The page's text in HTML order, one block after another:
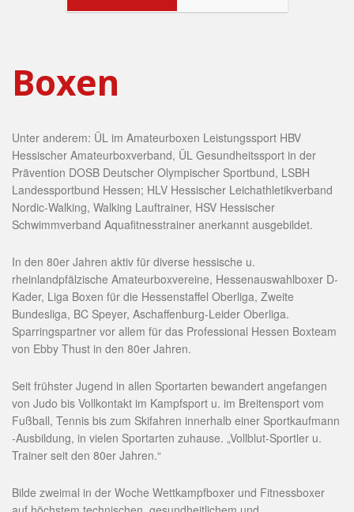
Boxen
Unter anderem: ÜL im Amateurboxen Leistungssport HBV
Hessischer Amateurboxverband, ÜL Gesundheitssport in der
Prävention DOSB Deutscher Olympischer Sportbund, LSBH
Landessportbund Hessen; HLV Hessischer Leichathletikverband
Nordic-Walking, Walking Lauftrainer, HSV Hessischer
Schwimmverband Aquafitnesstrainer anerkannt ausgebildet.
In den 80er Jahren aktiv für diverse hessische u.
rheinlandpfälzische Amateurboxvereine, Hessenauswahlboxer D-
Kader, Liga Boxen für die Hessenstaffel Oberliga, Zweite
Bundesliga, BC Speyer, Aschaffenburg-Leider Oberliga.
Sparringspartner vor allem für das Professional Hessen Boxteam
von Ebby Thust in den 80er Jahren.
Seit frühster Jugend in allen Sportarten bewandert angefangen
von Judo bis Vollkontakt im Kampfsport u. im Breitensport vom
Fußball, Tennis bis zum Skifahren innerhalb einer Sportkaufmann
-Ausbildung, in vielen Sportarten zuhause. „Vollblut-Sportler u.
Trainer seit den 80er Jahren.“
Bilde zweimal in der Woche Wettkampfboxer und Fitnessboxer